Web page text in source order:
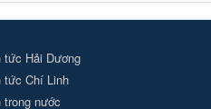
tức Hải Dương
tức Chí Linh
trong nước